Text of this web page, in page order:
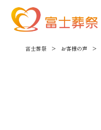
富士葬祭 > お客様の声 >